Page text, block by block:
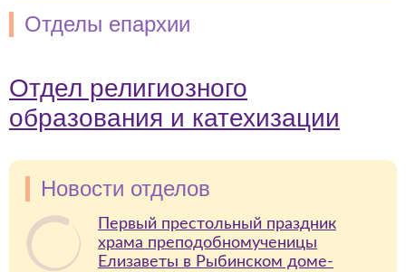
Отделы епархии
Отдел религиозного
образования и катехизации
Новости отделов
Первый престольный праздник
храма преподобномученицы
Елизаветы в Рыбинском доме-